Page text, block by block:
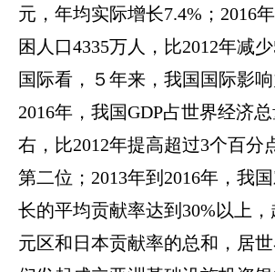
元，年均实际增长7.4%；2016
困人口4335万人，比2012年减
国际看，５年来，我国国际影响
2016年，我国GDP占世界经济
右，比2012年提高超过3个百分
第二位；2013年到2016年，我
长的平均贡献率达到30%以上
元区和日本贡献率的总和，居